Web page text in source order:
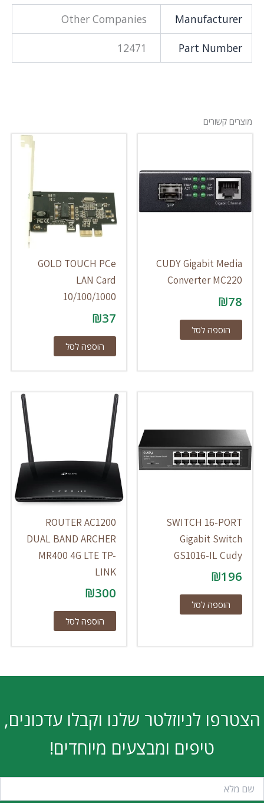
Manufacturer
Other Companies
Part Number
12471
מוצרים קשורים
CUDY Gigabit Media
Converter MC220
₪78
הוספה לסל
GOLD TOUCH PCe
LAN Card
10/100/1000
₪37
הוספה לסל
SWITCH 16-PORT
Gigabit Switch
GS1016-IL Cudy
₪196
הוספה לסל
ROUTER AC1200
DUAL BAND ARCHER
MR400 4G LTE TP-
LINK
₪300
הוספה לסל
הצטרפו לניוזלטר שלנו וקבלו עדכונים,
טיפים ומבצעים מיוחדים!